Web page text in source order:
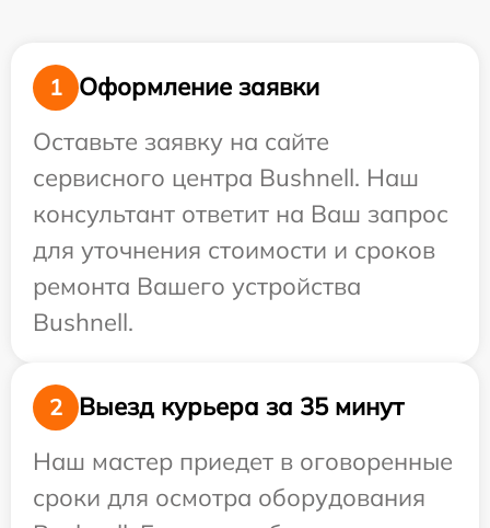
1
Оформление заявки
Оставьте заявку на сайте
сервисного центра Bushnell. Наш
консультант ответит на Ваш запрос
для уточнения стоимости и сроков
ремонта Вашего устройства
Bushnell.
2
Выезд курьера за 35 минут
Наш мастер приедет в оговоренные
сроки для осмотра оборудования